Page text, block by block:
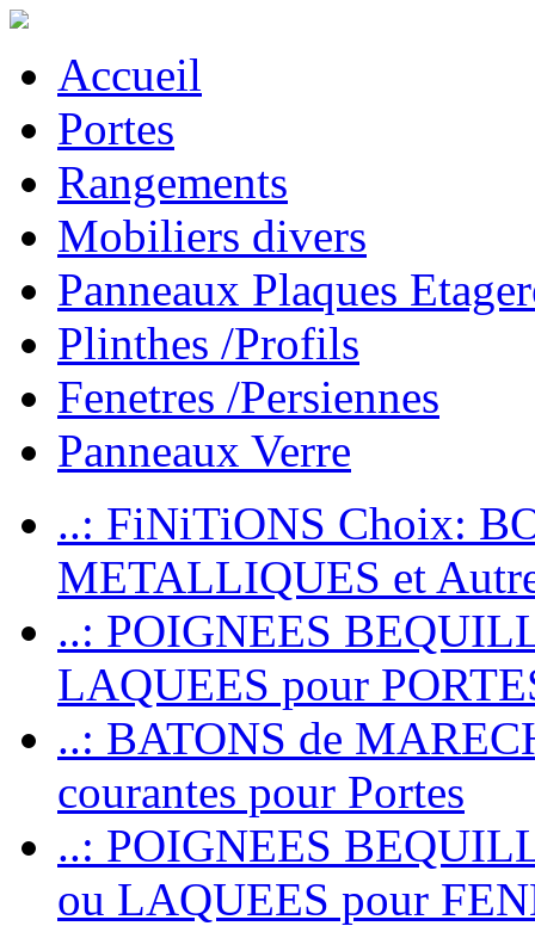
Accueil
Portes
Rangements
Mobiliers divers
Panneaux Plaques
Plinthes /Profils
Fenetres /Persiennes
Panneaux Verre
..: FiNiTiONS Choix:
METALLIQUES et
..: POIGNEES
LAQUEES pour
..: BATONS de
courantes pour Portes
..: POIGNEES
ou LAQUEES pour